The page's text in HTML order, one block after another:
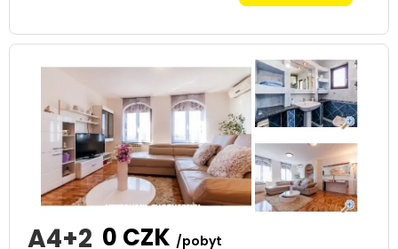
A4+2 0 CZK /pobyt